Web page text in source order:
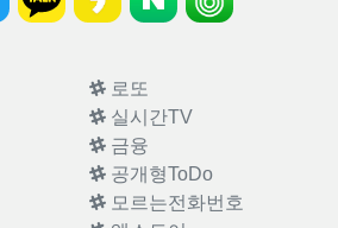
로또
실시간TV
금융
공개형ToDo
모르는전화번호